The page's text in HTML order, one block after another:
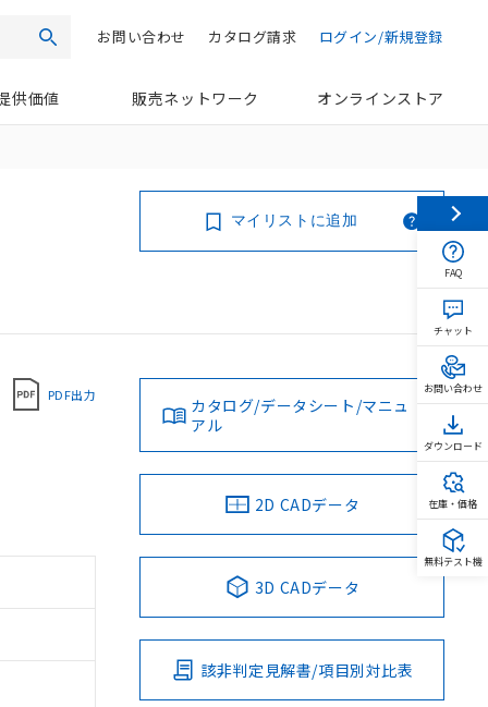
検索 ログイン/新規登録
カタログ請求
お問い合わせ
供価値 販売ネットワーク オンラインストア
マイリストに追加
PDF出力
カタログ/データシート/マニュ
アル
2D CADデータ
3D CADデータ
該非判定見解書/項目別対比表
FAQ
チャット
お問い合わせ
ダウンロード
在庫・価格
無料テスト機